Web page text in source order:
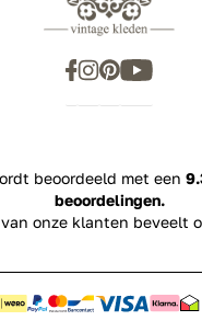
beoordeeld met een
beoordelingen.
onze klanten beveelt